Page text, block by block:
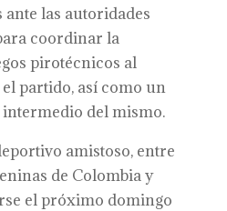
las autoridades
coordinar la
pirotécnicos al
partido, así como un
intermedio del mismo.
amistoso, entre
de Colombia y
el próximo domingo